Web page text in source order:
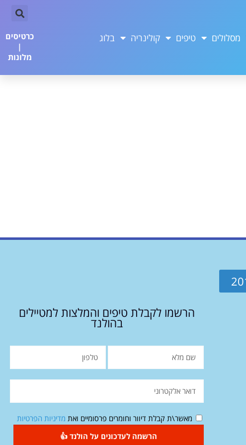
מסלולים טיפים קולינריה בלוג
כרטיסים
|
מלונות
הרשמו לקבלת טיפים והמלצות למטיילים
בהולנד
מאשר\ת קבלת דיוור וחומרים פרסומיים ואת מדיניות הפרטיות
הרשמה לעדכונים על הולנד 👍